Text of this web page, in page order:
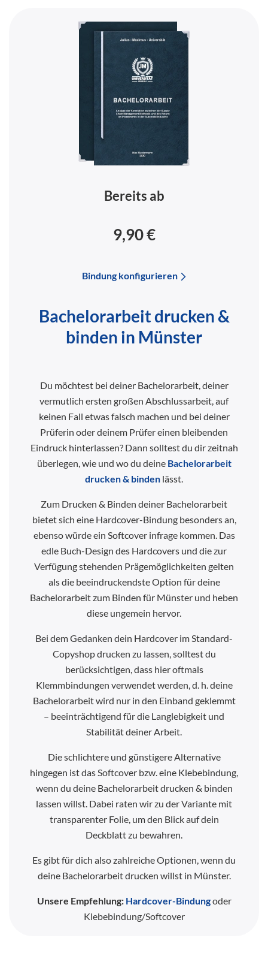
Bereits ab
9,90 €
Bindung konfigurieren
Bachelorarbeit drucken &
binden in Münster
Du möchtest bei deiner Bachelorarbeit, deiner
vermutlich ersten großen Abschlussarbeit, auf
keinen Fall etwas falsch machen und bei deiner
Prüferin oder deinem Prüfer einen bleibenden
Eindruck hinterlassen? Dann solltest du dir zeitnah
überlegen, wie und wo du deine Bachelorarbeit
drucken & binden lässt.
Zum Drucken & Binden deiner Bachelorarbeit
bietet sich eine Hardcover-Bindung besonders an,
ebenso würde ein Softcover infrage kommen. Das
edle Buch-Design des Hardcovers und die zur
Verfügung stehenden Prägemöglichkeiten gelten
als die beeindruckendste Option für deine
Bachelorarbeit zum Binden für Münster und heben
diese ungemein hervor.
Bei dem Gedanken dein Hardcover im Standard-
Copyshop drucken zu lassen, solltest du
berücksichtigen, dass hier oftmals
Klemmbindungen verwendet werden, d. h. deine
Bachelorarbeit wird nur in den Einband geklemmt
– beeinträchtigend für die Langlebigkeit und
Stabilität deiner Arbeit.
Die schlichtere und günstigere Alternative
hingegen ist das Softcover bzw. eine Klebebindung,
wenn du deine Bachelorarbeit drucken & binden
lassen willst. Dabei raten wir zu der Variante mit
transparenter Folie, um den Blick auf dein
Deckblatt zu bewahren.
Es gibt für dich also zahlreiche Optionen, wenn du
deine Bachelorarbeit drucken willst in Münster.
Unsere Empfehlung: Hardcover-Bindungoder
Klebebindung/Softcover